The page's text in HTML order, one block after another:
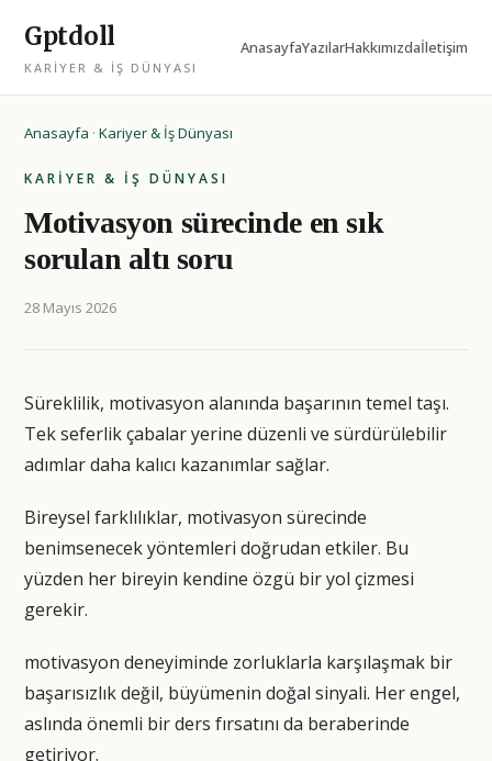
Gptdoll
KARIYER & İŞ DÜNYASI
AnasayfaYazılarHakkımızdaİletişim
Anasayfa · Kariyer & İş Dünyası
KARIYER & İŞ DÜNYASI
Motivasyon sürecinde en sık
sorulan altı soru
28 Mayıs 2026
Süreklilik, motivasyon alanında başarının temel taşı.
Tek seferlik çabalar yerine düzenli ve sürdürülebilir
adımlar daha kalıcı kazanımlar sağlar.
Bireysel farklılıklar, motivasyon sürecinde
benimsenecek yöntemleri doğrudan etkiler. Bu
yüzden her bireyin kendine özgü bir yol çizmesi
gerekir.
motivasyon deneyiminde zorluklarla karşılaşmak bir
başarısızlık değil, büyümenin doğal sinyali. Her engel,
aslında önemli bir ders fırsatını da beraberinde
getiriyor.